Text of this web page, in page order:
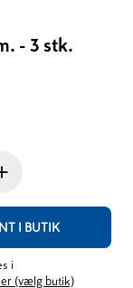
- 3 stk.
I BUTIK
i
(vælg butik)